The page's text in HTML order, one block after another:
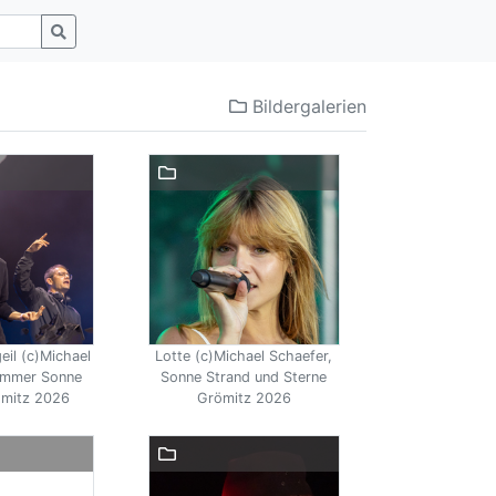
Bildergalerien
(c)Michael
Sonne
2026
Lotte (c)Michael Schaefer,
Sonne Strand und Sterne
Grömitz 2026